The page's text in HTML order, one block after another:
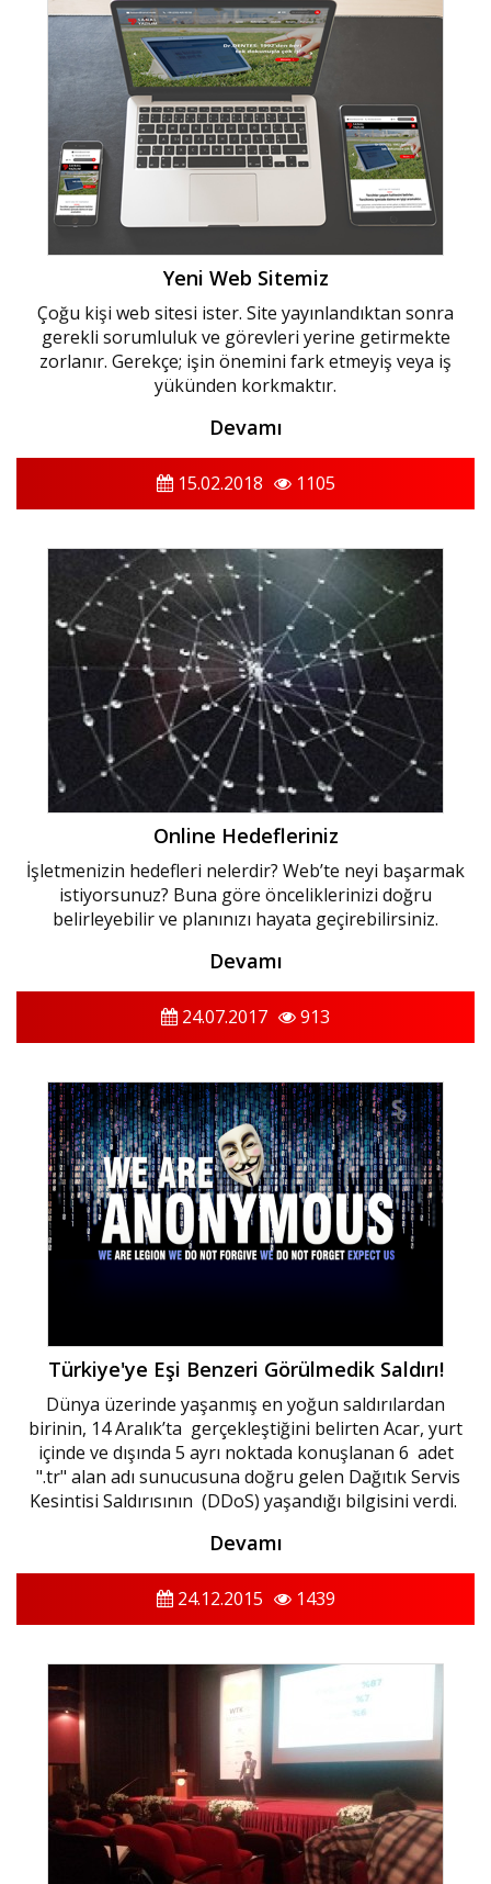
Yeni Web Sitemiz
Çoğu kişi web sitesi ister. Site yayınlandıktan sonra
gerekli sorumluluk ve görevleri yerine getirmekte
zorlanır. Gerekçe; işin önemini fark etmeyiş veya iş
yükünden korkmaktır.
Devamı
15.02.2018 1105
Online Hedefleriniz
İşletmenizin hedefleri nelerdir? Web’te neyi başarmak
istiyorsunuz? Buna göre önceliklerinizi doğru
belirleyebilir ve planınızı hayata geçirebilirsiniz.
Devamı
24.07.2017 913
Türkiye'ye Eşi Benzeri Görülmedik Saldırı!
Dünya üzerinde yaşanmış en yoğun saldırılardan
birinin, 14 Aralık’ta gerçekleştiğini belirten Acar, yurt
içinde ve dışında 5 ayrı noktada konuşlanan 6 adet
".tr" alan adı sunucusuna doğru gelen Dağıtık Servis
Kesintisi Saldırısının (DDoS) yaşandığı bilgisini verdi.
Devamı
24.12.2015 1439